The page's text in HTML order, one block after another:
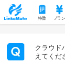
特徴 プラン
クラウド
えてくだ